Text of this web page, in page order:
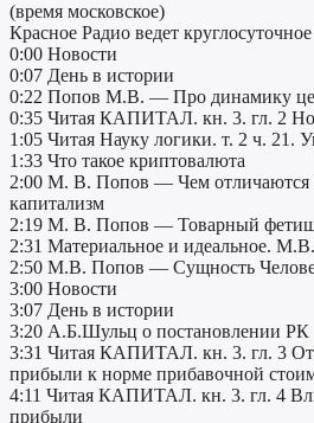
(время московское)
Красное Радио ведет
0:00 Новости
0:07 День в истории
0:22 Попов М.В. — Про динамику
0:35 Читая КАПИТАЛ. кн. 3. гл. 2
1:05 Читая Науку логики. т. 2 ч. 21.
1:33 Что такое криптовалюта
2:00 М. В. Попов — Чем отличаются
капитализм
2:19 М. В. Попов — Товарный
2:31 Материальное и идеальное.
2:50 М.В. Попов — Сущность
3:00 Новости
3:07 День в истории
3:20 А.Б.Шульц о постановлении РК
3:31 Читая КАПИТАЛ. кн. 3. гл. 3
прибыли к норме прибавочной
4:11 Читая КАПИТАЛ. кн. 3. гл. 4
прибыли